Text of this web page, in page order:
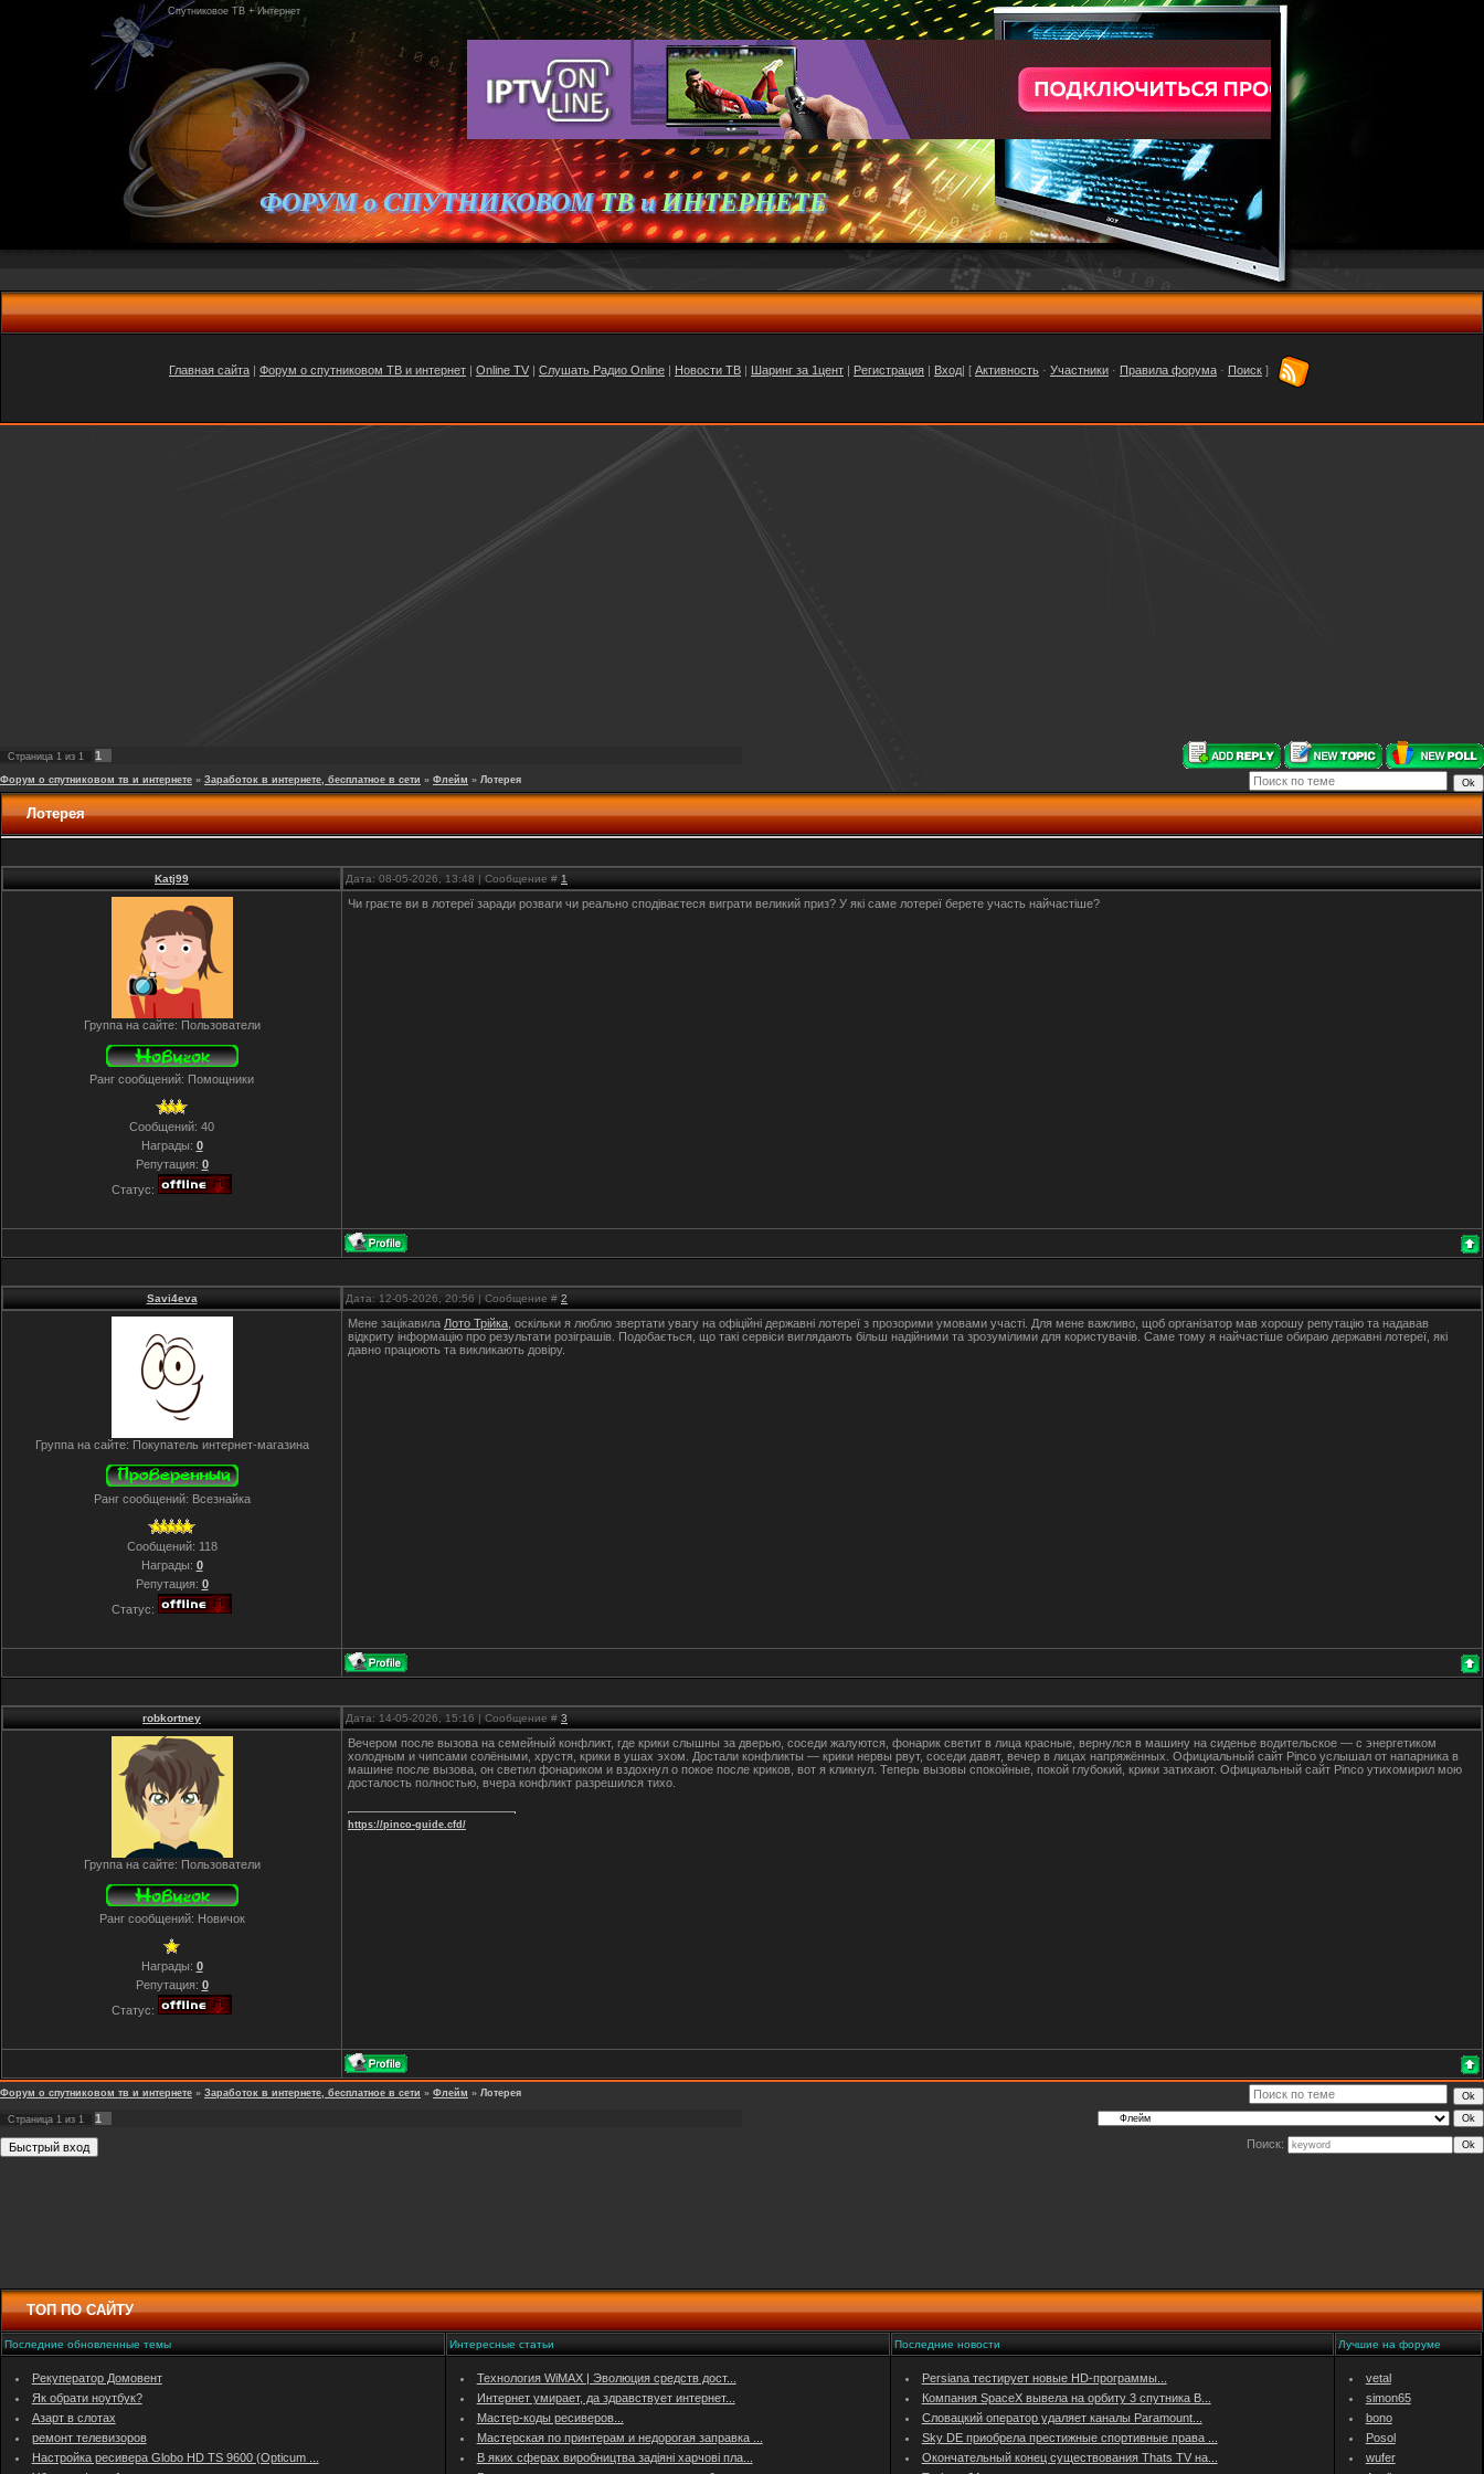
Спутниковое ТВ + Интернет
ФОРУМ о СПУТНИКОВОМТВиИНТЕРНЕТЕ
Главная сайта Форум о спутниковом ТВ и интернет Online TV Слушать Радио Online Новости ТВ Шаринг за 1цент Регистрация Вход | [ Активность · Участники · Правила форума · Поиск ]
Страница 1 из 1 1
Форум о спутниковом тв и интернете » Заработок в интернете, бесплатное в сети » Флейм » Лотерея
Лотерея
Katj99 Дата: 08-05-2026, 13:48 | Сообщение # 1
Группа на сайте: Пользователи
Ранг сообщений: Помощники
Сообщений: 40
Награды: 0
Репутация: 0
Статус:
Чи граєте ви в лотереї заради розваги чи реально сподіваєтеся виграти великий приз? У які саме лотереї берете участь найчастіше?
Savi4eva Дата: 12-05-2026, 20:56 | Сообщение # 2
Группа на сайте: Покупатель интернет-магазина
Ранг сообщений: Всезнайка
Сообщений: 118
Награды: 0
Репутация: 0
Статус:
Мене зацікавила Лото Трійка , оскільки я люблю звертати увагу на офіційні державні лотереї з прозорими умовами участі. Для мене важливо, щоб організатор мав хорошу репутацію та надавав
відкриту інформацію про результати розіграшів. Подобається, що такі сервіси виглядають більш надійними та зрозумілими для користувачів. Саме тому я найчастіше обираю державні лотереї, які
давно працюють та викликають довіру.
robkortney Дата: 14-05-2026, 15:16 | Сообщение # 3
Группа на сайте: Пользователи
Ранг сообщений: Новичок
Награды: 0
Репутация: 0
Статус:
Вечером после вызова на семейный конфликт, где крики слышны за дверью, соседи жалуются, фонарик светит в лица красные, вернулся в машину на сиденье водительское — с энергетиком
холодным и чипсами солёными, хрустя, крики в ушах эхом. Достали конфликты — крики нервы рвут, соседи давят, вечер в лицах напряжённых. Официальный сайт Pinco услышал от напарника в
машине после вызова, он светил фонариком и вздохнул о покое после криков, вот я кликнул. Теперь вызовы спокойные, покой глубокий, крики затихают. Официальный сайт Pinco утихомирил мою
досталость полностью, вчера конфликт разрешился тихо.
https://pinco-guide.cfd/
Форум о спутниковом тв и интернете » Заработок в интернете, бесплатное в сети » Флейм » Лотерея
Страница 1 из 1
1
Поиск:
ТОП ПО САЙТУ
Последние обновленные темы Интересные статьи Последние новости Лучшие на форуме
Рекуператор Домовент
Як обрати ноутбук?
Азарт в слотах
ремонт телевизоров
Настройка ресивера Globo HD TS 9600 (Opticum ...
Технология WiMAX | Эволюция средств дост...
Интернет умирает, да здравствует интернет...
Мастер-коды ресиверов...
Мастерская по принтерам и недорогая заправка ...
В яких сферах виробництва задіяні харчові пла...
Persiana тестирует новые HD-программы...
Компания SpaceX вывела на орбиту 3 спутника B...
Словацкий оператор удаляет каналы Paramount...
Sky DE приобрела престижные спортивные права ...
Окончательный конец существования Thats TV на...
vetal
simon65
bono
Posol
wufer